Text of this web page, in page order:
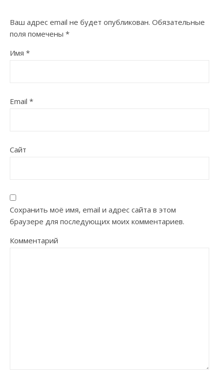
Ваш адрес email не будет опубликован. Обязательные
поля помечены *
Имя *
Email *
Сайт
Сохранить моё имя, email и адрес сайта в этом
браузере для последующих моих комментариев.
Комментарий